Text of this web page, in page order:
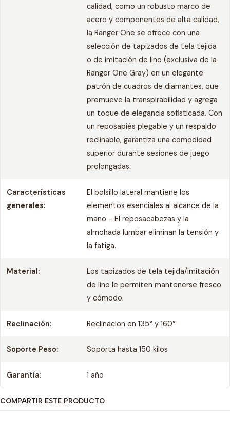
calidad, como un robusto marco de
acero y componentes de alta calidad,
la Ranger One se ofrece con una
selección de tapizados de tela tejida
o de imitación de lino (exclusiva de la
Ranger One Gray) en un elegante
patrón de cuadros de diamantes, que
promueve la transpirabilidad y agrega
un toque de elegancia sofisticada. Con
un reposapiés plegable y un respaldo
reclinable, garantiza una comodidad
superior durante sesiones de juego
prolongadas.
Características
generales:
El bolsillo lateral mantiene los
elementos esenciales al alcance de la
mano - El reposacabezas y la
almohada lumbar eliminan la tensión y
la fatiga.
Material:
Los tapizados de tela tejida/imitación
de lino le permiten mantenerse fresco
y cómodo.
Reclinación: Reclinacion en 135° y 160°
Soporte Peso: Soporta hasta 150 kilos
Garantía: 1 año
COMPARTIR ESTE PRODUCTO